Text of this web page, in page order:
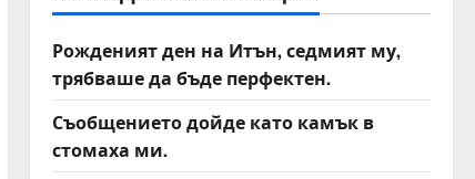
Рожденият ден на Итън, седмият му,
трябваше да бъде перфектен.
Съобщението дойде като камък в
стомаха ми.